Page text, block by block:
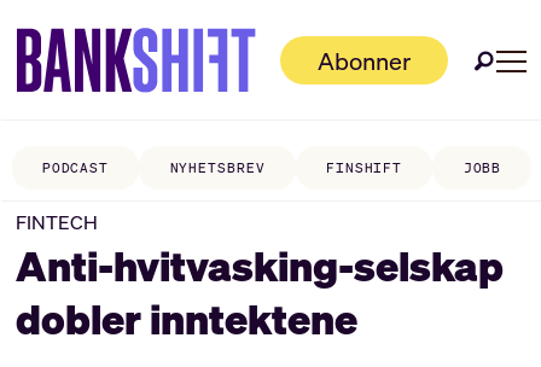
Abonner
PODCAST NYHETSBREV FINSHIFT JOBB
FINTECH
Anti-hvitvasking-selskap
dobler inntektene